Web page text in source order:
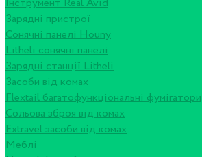
Інструмент Real Avid
Зарядні пристрої
Сонячні панелі Houny
Litheli сонячні панелі
Зарядні станції Litheli
Засоби від комах
Flextail багатофункціональні фумігатори
Сольова зброя від комах
Extravel засоби від комах
Меблі